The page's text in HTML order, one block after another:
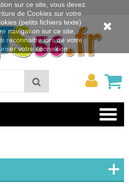
Rechercher
Mon
sur ce site, vous devez
de Cookies sur votre
(petits fichiers texte)
navigation sur ce site,
reconnaitre lors de votre
votre connexion.